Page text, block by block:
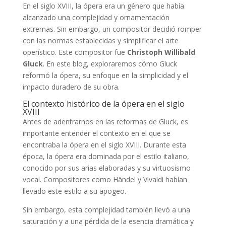
En el siglo XVIII, la ópera era un género que había
alcanzado una complejidad y ornamentación
extremas. Sin embargo, un compositor decidió romper
con las normas establecidas y simplificar el arte
operístico. Este compositor fue Christoph Willibald
Gluck. En este blog, exploraremos cómo Gluck
reformó la ópera, su enfoque en la simplicidad y el
impacto duradero de su obra.
El contexto histórico de la ópera en el siglo
XVIII
Antes de adentrarnos en las reformas de Gluck, es
importante entender el contexto en el que se
encontraba la ópera en el siglo XVIII. Durante esta
época, la ópera era dominada por el estilo italiano,
conocido por sus arias elaboradas y su virtuosismo
vocal. Compositores como Händel y Vivaldi habían
llevado este estilo a su apogeo.
Sin embargo, esta complejidad también llevó a una
saturación y a una pérdida de la esencia dramática y